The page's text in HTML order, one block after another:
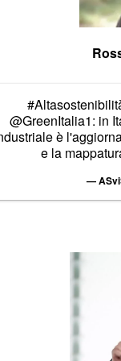
@GreenItalia1: in
è
e la
—